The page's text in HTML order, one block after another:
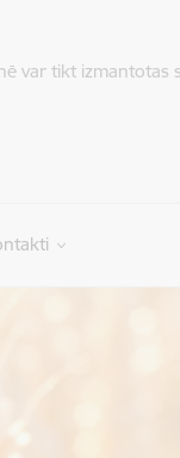
var tikt izmantotas